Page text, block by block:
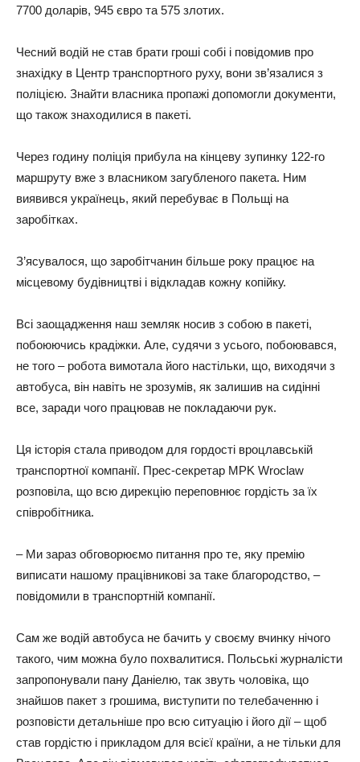
7700 доларів, 945 євро та 575 злотих.
Чесний водій не став брати гроші собі і повідомив про
знахідку в Центр транспортного руху, вони зв’язалися з
поліцією. Знайти власника пропажі допомогли документи,
що також знаходилися в пакеті.
Через годину поліція прибула на кінцеву зупинку 122-го
маршруту вже з власником загубленого пакета. Ним
виявився українець, який перебуває в Польщі на
заробітках.
З’ясувалося, що заробітчанин більше року працює на
місцевому будівництві і відкладав кожну копійку.
Всі заощадження наш земляк носив з собою в пакеті,
побоюючись крадіжки. Але, судячи з усього, побоювався,
не того – робота вимотала його настільки, що, виходячи з
автобуса, він навіть не зрозумів, як залишив на сидінні
все, заради чого працював не покладаючи рук.
Ця історія стала приводом для гордості вроцлавській
транспортної компанії. Прес-секретар MPK Wroclaw
розповіла, що всю дирекцію переповнює гордість за їх
співробітника.
– Ми зараз обговорюємо питання про те, яку премію
виписати нашому працівникові за таке благородство, –
повідомили в транспортній компанії.
Сам же водій автобуса не бачить у своєму вчинку нічого
такого, чим можна було похвалитися. Польські журналісти
запропонували пану Даніелю, так звуть чоловіка, що
знайшов пакет з грошима, виступити по телебаченню і
розповісти детальніше про всю ситуацію і його дії – щоб
став гордістю і прикладом для всієї країни, а не тільки для